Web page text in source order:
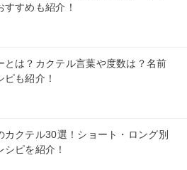
すめも紹介！
とは？カクテル言葉や度数は？名前
も紹介！
カクテル30選！ショート・ロング別
ピを紹介！